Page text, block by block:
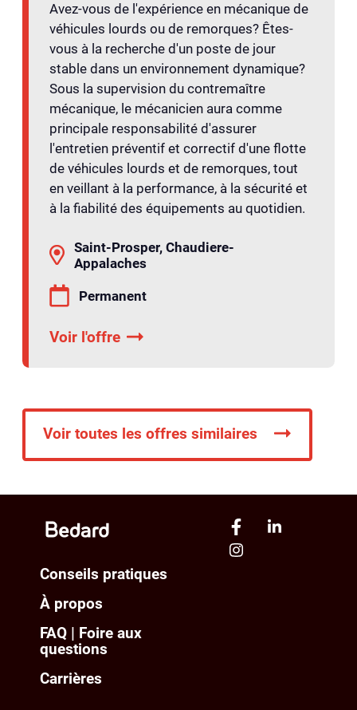
Avez-vous de l'expérience en mécanique de
véhicules lourds ou de remorques? Êtes-
vous à la recherche d'un poste de jour
stable dans un environnement dynamique?
Sous la supervision du contremaître
mécanique, le mécanicien aura comme
principale responsabilité d'assurer
l'entretien préventif et correctif d'une flotte
de véhicules lourds et de remorques, tout
en veillant à la performance, à la sécurité et
à la fiabilité des équipements au quotidien.
Saint-Prosper, Chaudiere-
Appalaches
Permanent
Voir l'offre
Voir toutes les offres similaires
Conseils pratiques
À propos
FAQ | Foire aux
questions
Carrières